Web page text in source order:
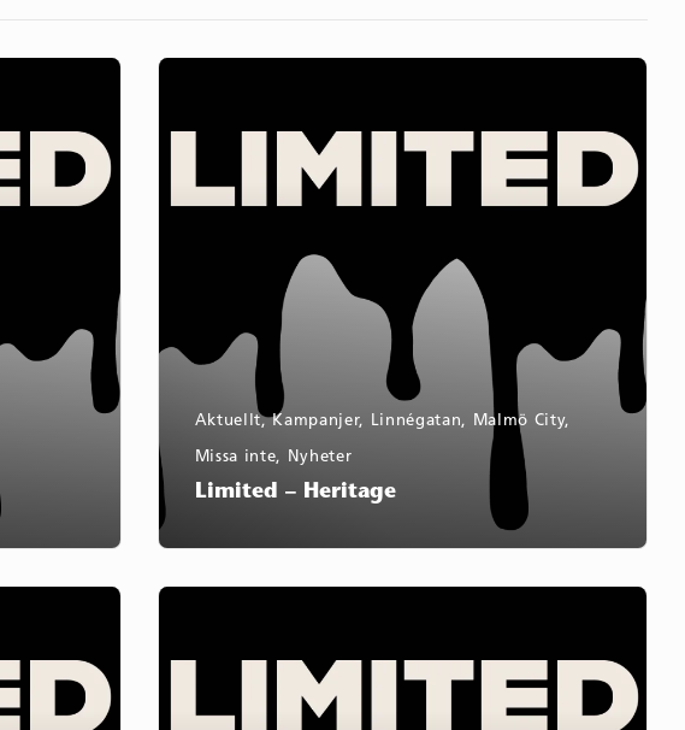
Limited
Aktuellt,Kampanjer, Linnégatan, Malmö City,
Missa inte, Nyheter
Limited – Heritage
Limited
Kapselgarderoben